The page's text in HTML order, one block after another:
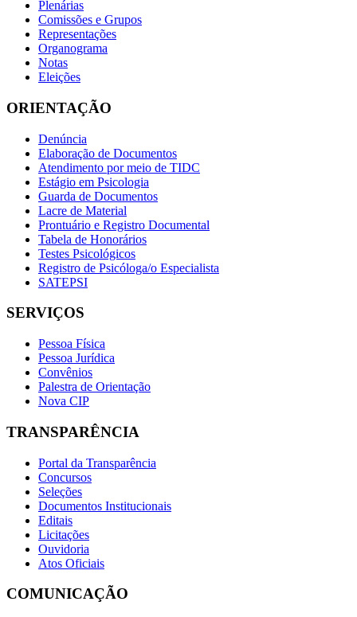
Plenárias
Comissões e Grupos
Representações
Organograma
Notas
Eleições
ORIENTAÇÃO
Denúncia
Elaboração de Documentos
Atendimento por meio de TIDC
Estágio em Psicologia
Guarda de Documentos
Lacre de Material
Prontuário e Registro Documental
Tabela de Honorários
Testes Psicológicos
Registro de Psicóloga/o Especialista
SATEPSI
SERVIÇOS
Pessoa Física
Pessoa Jurídica
Convênios
Palestra de Orientação
Nova CIP
TRANSPARÊNCIA
Portal da Transparência
Concursos
Seleções
Documentos Institucionais
Editais
Licitações
Ouvidoria
Atos Oficiais
COMUNICAÇÃO